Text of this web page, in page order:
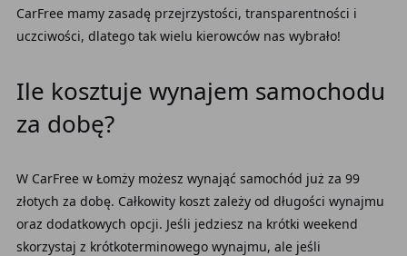
CarFree mamy zasadę przejrzystości, transparentności i
uczciwości, dlatego tak wielu kierowców nas wybrało!
Ile kosztuje wynajem samochodu
za dobę?
W CarFree w Łomży możesz wynająć samochód już za 99
złotych za dobę. Całkowity koszt zależy od długości wynajmu
oraz dodatkowych opcji. Jeśli jedziesz na krótki weekend
skorzystaj z krótkoterminowego wynajmu, ale jeśli